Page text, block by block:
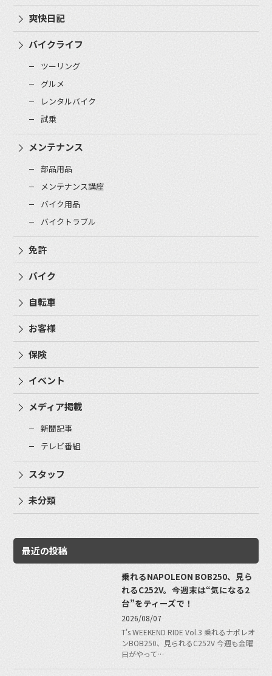
爽快日記
バイクライフ
ツーリング
グルメ
レンタルバイク
試乗
メンテナンス
部品用品
メンテナンス講座
バイク用品
バイクトラブル
免許
バイク
自転車
お客様
保険
イベント
メディア掲載
新聞記事
テレビ番組
スタッフ
未分類
最近の投稿
乗れるNAPOLEON BOB250、見ら
れるC252V。今週末は“気になる2
台”をティーズで！
2026/08/07
T's WEEKEND RIDE Vol.3 乗れるナポレオ
ンBOB250、見られるC252V 今週も金曜
日がやって…